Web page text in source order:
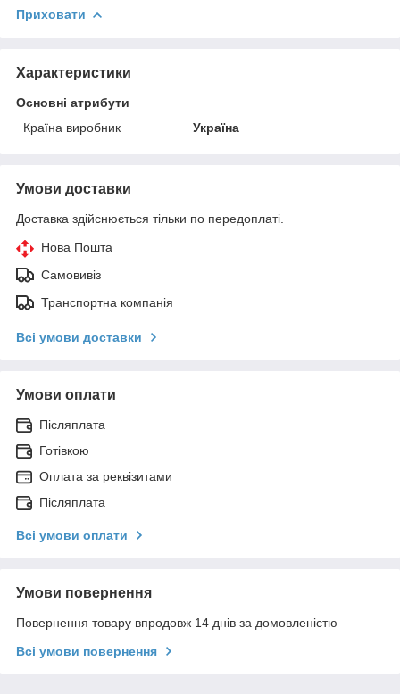
Приховати
Характеристики
Основні атрибути
Країна виробник
Україна
Умови доставки
Доставка здійснюється тільки по передоплаті.
Нова Пошта
Самовивіз
Транспортна компанія
Всі умови доставки
Умови оплати
Післяплата
Готівкою
Оплата за реквізитами
Післяплата
Всі умови оплати
Умови повернення
Повернення товару впродовж 14 днів за домовленістю
Всі умови повернення